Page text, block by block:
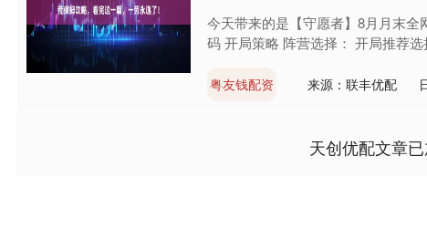
今天带来的是【守愿者】8月月末
码 开局策略 阵营选择： 开局推荐
粤友钱配资 来源：联丰优配
天创优配文章